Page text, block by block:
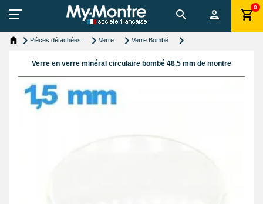
0
Pièces détachées Verre Verre Bombé
Verre en verre minéral circulaire bombé 48,5 mm de montre